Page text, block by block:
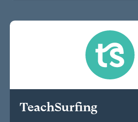
TeachSurfing